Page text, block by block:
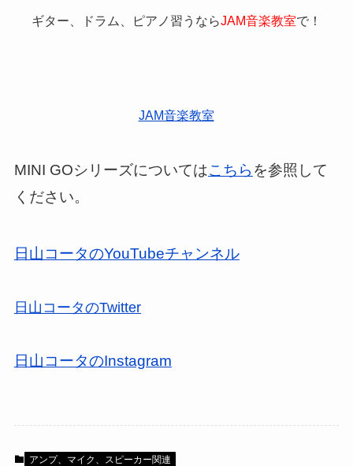
ギター、ドラム、ピアノ習うならJAM音楽教室で！
JAM音楽教室
MINI GOシリーズについてはこちら を参照して
ください。
日山コータのYouTubeチャンネル
日山コータのTwitter
日山コータのInstagram
アンプ、マイク、スピーカー関連